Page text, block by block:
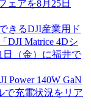
ェアを8月25日
きるDJI産業用ド
DJI Matrice 4Dシ
日（金）に福井で
Power 140W GaN
で充電状況をリア